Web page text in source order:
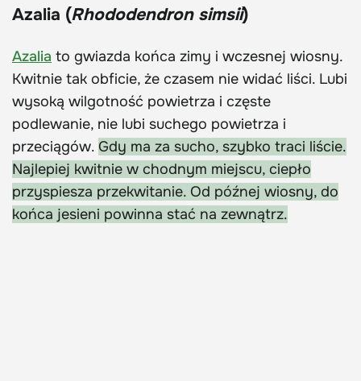
Azalia (Rhododendron simsii)
Azalia to gwiazda końca zimy i wczesnej wiosny.
Kwitnie tak obficie, że czasem nie widać liści. Lubi
wysoką wilgotność powietrza i częste
podlewanie, nie lubi suchego powietrza i
przeciągów. Gdy ma za sucho, szybko traci liście.
Najlepiej kwitnie w chodnym miejscu, ciepło
przyspiesza przekwitanie. Od późnej wiosny, do
końca jesieni powinna stać na zewnątrz.